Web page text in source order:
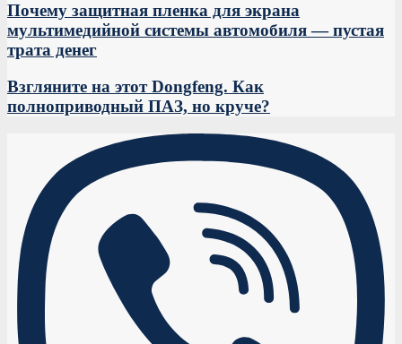
Почему защитная пленка для экрана
мультимедийной системы автомобиля — пустая
трата денег
Взгляните на этот Dongfeng. Как
полноприводный ПАЗ, но круче?